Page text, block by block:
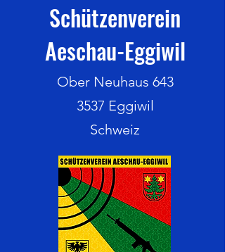
Schützenverein
Aeschau-Eggiwil
Ober Neuhaus 643
3537 Eggiwil
Schweiz